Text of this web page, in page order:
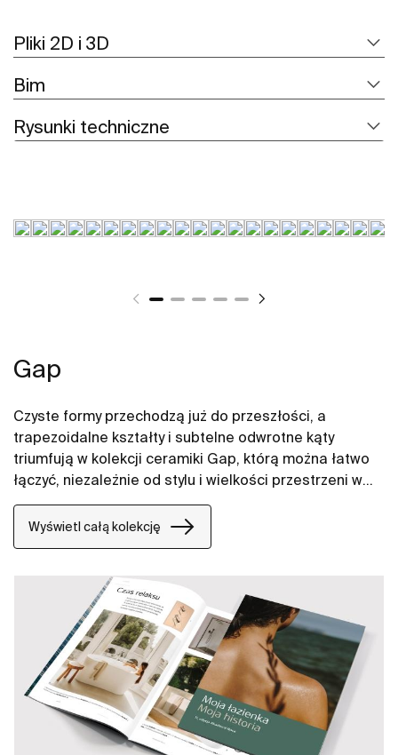
Pliki 2D i 3D
Bim
Rysunki techniczne
Gap
Czyste formy przechodzą już do przeszłości, a
trapezoidalne kształty i subtelne odwrotne kąty
triumfują w kolekcji ceramiki Gap, którą można łatwo
łączyć, niezależnie od stylu i wielkości przestrzeni w
łazience. W naszych propozycjach znajdują się między
innymi umywalki Gap, miski WC Gap, deski WC i bidety
Gap.
Wyświetl całą kolekcję